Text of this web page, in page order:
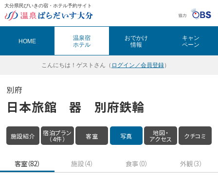
大分県民びいきの宿・ホテル予約サイト
HOME
温泉宿
ホテル
おでかけ
情報
キャン
ペーン
こんにちは！ ゲストさん（ ログイン／会員登録）
別府
日本旅館 器 別府鉄輪
施設紹介 宿泊プラン
（4件） 客室 写真 地図・
アクセス クチコミ
客室（82） 施設（4） 食事（0） 外観（3）